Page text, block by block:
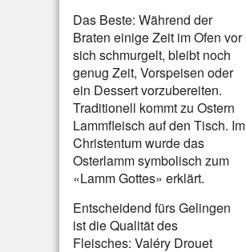
Das Beste: Während der
Braten einige Zeit im Ofen vor
sich schmurgelt, bleibt noch
genug Zeit, Vorspeisen oder
ein Dessert vorzubereiten.
Traditionell kommt zu Ostern
Lammfleisch auf den Tisch. Im
Christentum wurde das
Osterlamm symbolisch zum
«Lamm Gottes» erklärt.
Entscheidend fürs Gelingen
ist die Qualität des
Fleisches: Valéry Drouet